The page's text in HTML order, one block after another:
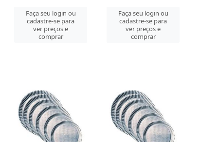
Faça seu login ou
cadastre-se para
ver preços e
comprar
Faça seu login ou
cadastre-se para
ver preços e
comprar